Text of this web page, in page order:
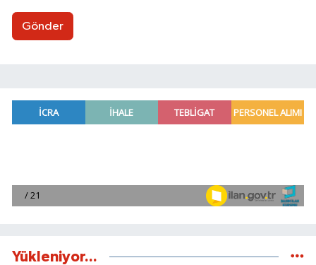
Gönder
Yükleniyor...